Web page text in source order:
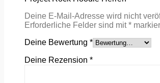
Deine E-Mail-Adresse wird nicht
Erforderliche Felder sind mit*
Deine Bewertung *
Deine Rezension *